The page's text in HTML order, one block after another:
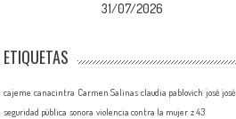
31/07/2026
ETIQUETAS
cajeme canacintra Carmen Salinas claudia pablovich josé josé
seguridad pública sonora violencia contra la mujer z 43